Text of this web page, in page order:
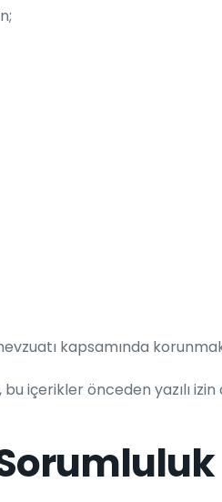
kapsamında
içerikler önceden yazılı